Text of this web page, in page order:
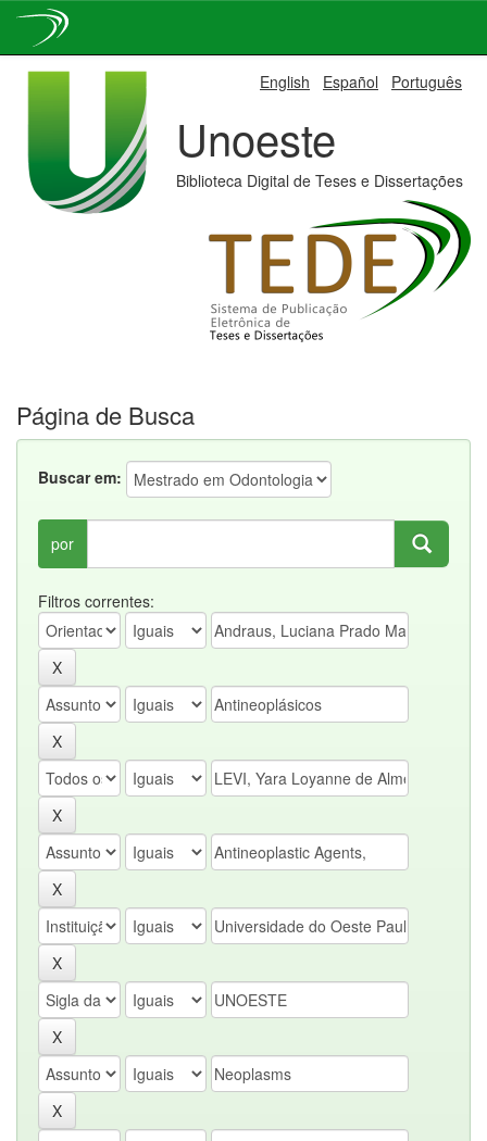
English Español Português
Unoeste
Biblioteca Digital de Teses e Dissertações
Página de Busca
Buscar em:
por
Filtros correntes: